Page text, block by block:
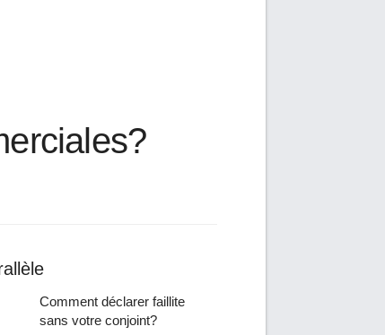
Comment déclarer faillite
sans votre conjoint?